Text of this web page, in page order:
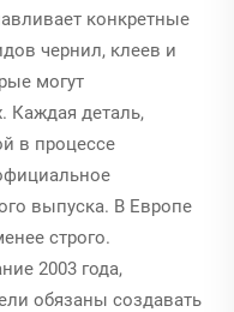
конкретные
чернил, клеев и
могут
Каждая деталь,
в процессе
выпуска. В Европе
строго.
2003 года,
обязаны создавать